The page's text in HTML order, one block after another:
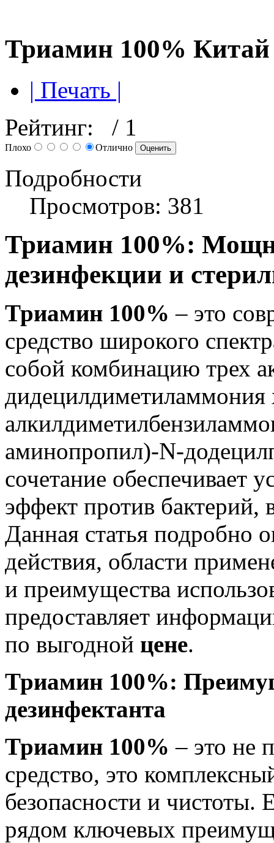
Триамин 100% Китай
| Печать |
Рейтинг:
/ 1
Плохо Отлично
Подробности
Просмотров: 381
Триамин 100%:
дезинфекции и
Триамин 100% – это
средство широкого
собой комбинацию трех
дидецилдиметиламмония
аминопропил)-N-
сочетание обеспечивает
эффект против бактерий,
Данная статья подробно
действия, области
и преимущества
предоставляет
по выгодной цене.
Триамин 100%:
дезинфектанта
Триамин 100% – это не
средство, это
безопасности и чистоты.
рядом ключевых